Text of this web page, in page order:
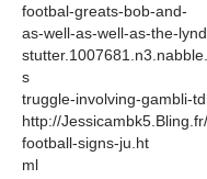
footbal-greats-bob-and-
as-well-as-well-as-the-
s
truggle-involving-gambli-
http://
football-signs-ju.ht
ml